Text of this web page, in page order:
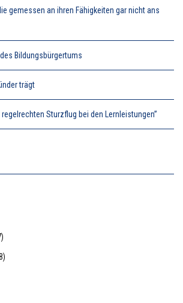
gemessen an ihren Fähigkeiten gar nicht ans
Bildungsbürgertums
trägt
Sturzflug bei den Lernleistungen”